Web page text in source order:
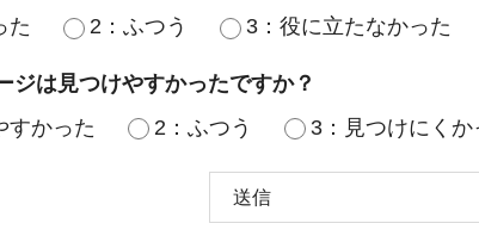
た
2：ふつう 3：役に立たなかった
ジは見つけやすかったですか？
すかった
2：ふつう 3：見つけにくか